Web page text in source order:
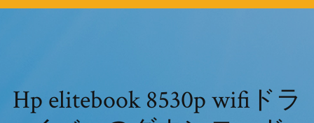
Hp elitebook 8530p wifiドラ